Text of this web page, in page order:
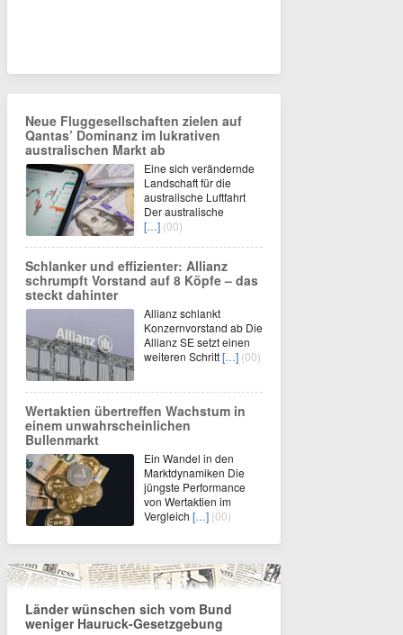
Neue Fluggesellschaften zielen auf
Qantas’ Dominanz im lukrativen
australischen Markt ab
Eine sich verändernde
Landschaft für die
australische Luftfahrt
Der australische
[…] (00)
Schlanker und effizienter: Allianz
schrumpft Vorstand auf 8 Köpfe – das
steckt dahinter
Allianz schlankt
Konzernvorstand ab Die
Allianz SE setzt einen
weiteren Schritt[…] (00)
Wertaktien übertreffen Wachstum in
einem unwahrscheinlichen
Bullenmarkt
Ein Wandel in den
Marktdynamiken Die
jüngste Performance
von Wertaktien im
Vergleich […] (00)
Länder wünschen sich vom Bund
weniger Hauruck-Gesetzgebung